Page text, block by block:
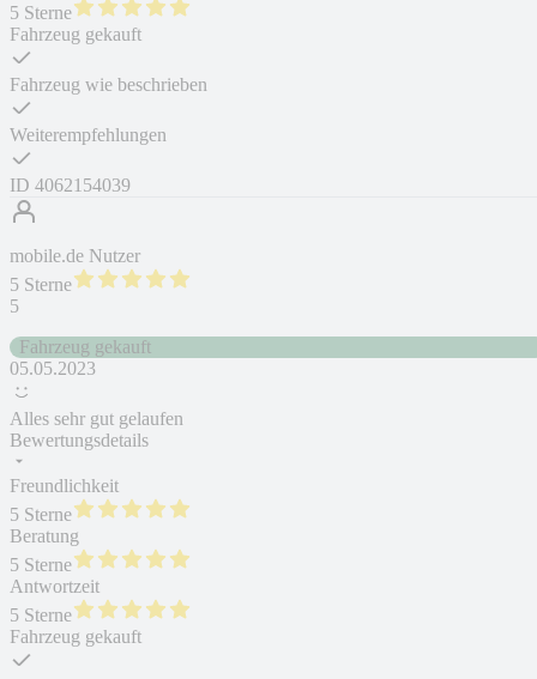
5 Sterne
Fahrzeug gekauft
Fahrzeug wie beschrieben
Weiterempfehlungen
ID 4062154039
mobile.de Nutzer
5 Sterne
5
Fahrzeug gekauft
05.05.2023
Alles sehr gut gelaufen
Bewertungsdetails
Freundlichkeit
5 Sterne
Beratung
5 Sterne
Antwortzeit
5 Sterne
Fahrzeug gekauft